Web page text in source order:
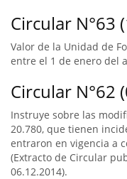
Circular N°63
Valor de la Unidad de
entre el 1 de enero del
Circular N°62
Instruye sobre las
20.780, que tienen
entraron en vigencia a
(Extracto de Circular
06.12.2014).